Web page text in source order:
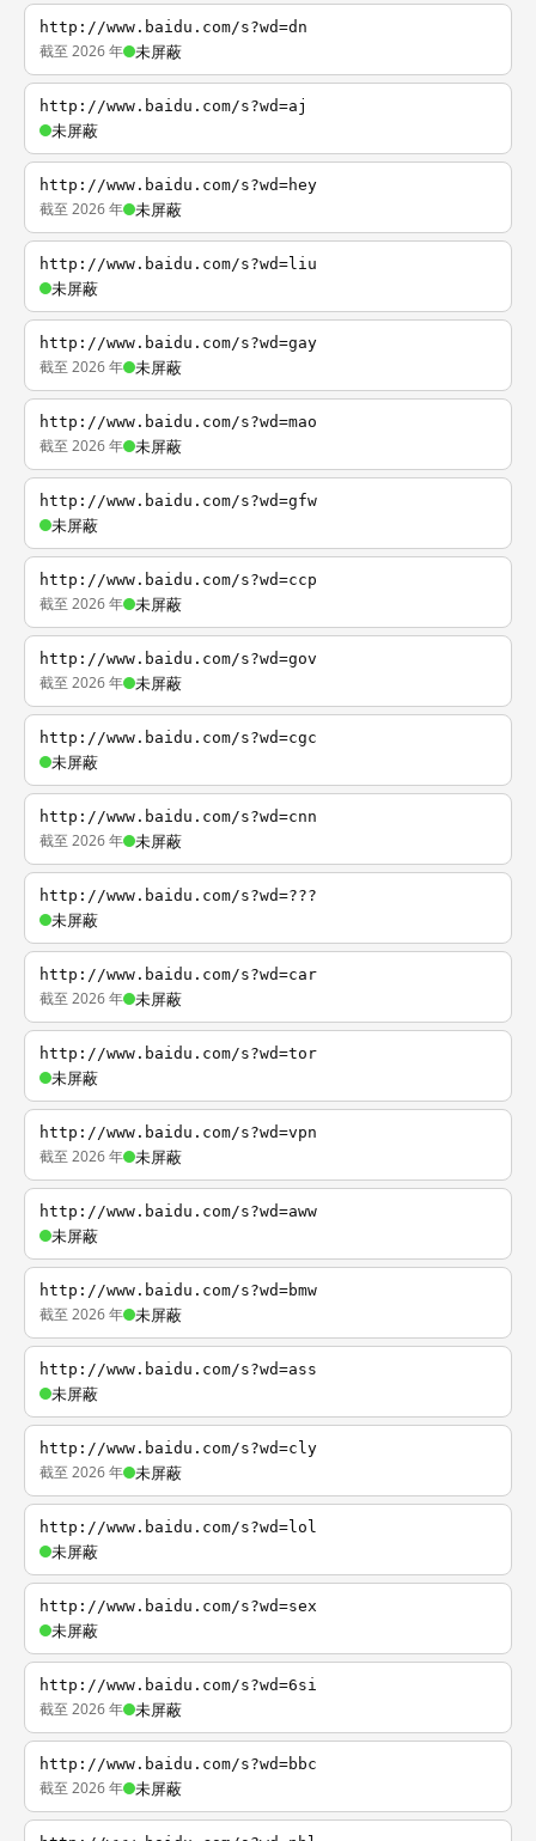
http://www.baidu.com/s?wd=dn
截至 2026 年 未屏蔽
http://www.baidu.com/s?wd=aj
未屏蔽
http://www.baidu.com/s?wd=hey
截至 2026 年 未屏蔽
http://www.baidu.com/s?wd=liu
未屏蔽
http://www.baidu.com/s?wd=gay
截至 2026 年 未屏蔽
http://www.baidu.com/s?wd=mao
截至 2026 年 未屏蔽
http://www.baidu.com/s?wd=gfw
未屏蔽
http://www.baidu.com/s?wd=ccp
截至 2026 年 未屏蔽
http://www.baidu.com/s?wd=gov
截至 2026 年 未屏蔽
http://www.baidu.com/s?wd=cgc
未屏蔽
http://www.baidu.com/s?wd=cnn
截至 2026 年 未屏蔽
http://www.baidu.com/s?wd=???
未屏蔽
http://www.baidu.com/s?wd=car
截至 2026 年 未屏蔽
http://www.baidu.com/s?wd=tor
未屏蔽
http://www.baidu.com/s?wd=vpn
截至 2026 年 未屏蔽
http://www.baidu.com/s?wd=aww
未屏蔽
http://www.baidu.com/s?wd=bmw
截至 2026 年 未屏蔽
http://www.baidu.com/s?wd=ass
未屏蔽
http://www.baidu.com/s?wd=cly
截至 2026 年 未屏蔽
http://www.baidu.com/s?wd=lol
未屏蔽
http://www.baidu.com/s?wd=sex
未屏蔽
http://www.baidu.com/s?wd=6si
截至 2026 年 未屏蔽
http://www.baidu.com/s?wd=bbc
截至 2026 年 未屏蔽